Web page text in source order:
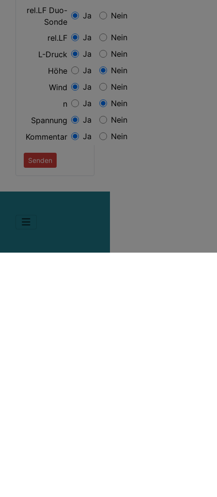
rel.LF Duo-
Sonde
Ja Nein
rel.LF Ja
Nein
L-Druck
Ja
Nein
Höhe
Ja
Nein
Wind
Ja
Nein
n
Ja
Nein
Spannung
Ja
Nein
Kommentar
Ja Nein
Senden